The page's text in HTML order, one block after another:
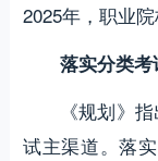
2025年，职业
落实分类考
《规划》指
试主渠道。落